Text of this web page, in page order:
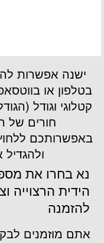
ישנה אפשרות
בטלפון או
קטלוגי וגודל
חורים של
באפשרותכם
ולהגדיל
נא בחרו את
הידית הרצוייה
להזמנה
אתם מוזמנים